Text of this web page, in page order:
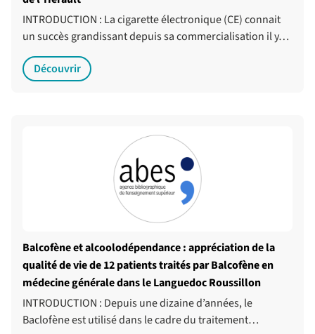
INTRODUCTION : La cigarette électronique (CE) connait
un succès grandissant depuis sa commercialisation il y…
Découvrir
Balcofène et alcoolodépendance : appréciation de la
qualité de vie de 12 patients traités par Balcofène en
médecine générale dans le Languedoc Roussillon
INTRODUCTION : Depuis une dizaine d’années, le
Baclofène est utilisé dans le cadre du traitement…